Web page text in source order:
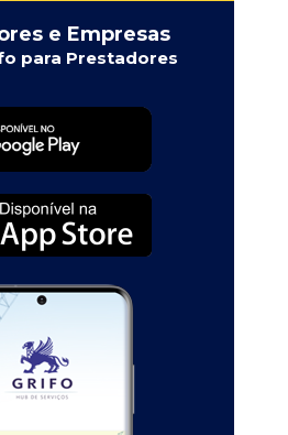
e Empresas
para Prestadores